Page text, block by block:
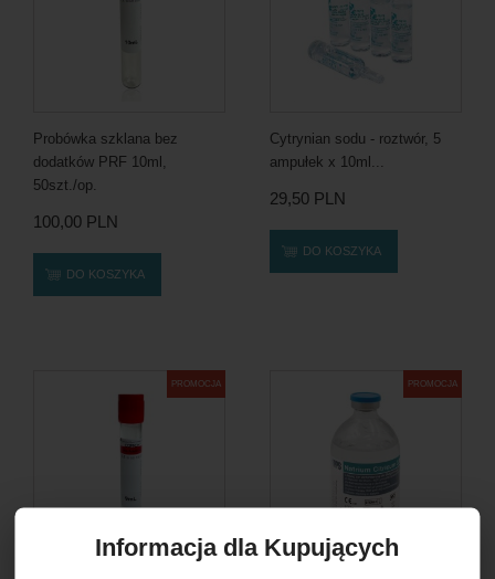
Probówka szklana bez
dodatków PRF 10ml,
50szt./op.
100,00 PLN
DO KOSZYKA
Cytrynian sodu - roztwór, 5
ampułek x 10ml...
29,50 PLN
DO KOSZYKA
PROMOCJA PROMOCJA
Informacja dla Kupujących